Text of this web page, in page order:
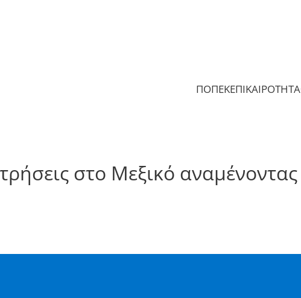
ΠΟΠΕΚΕΠΙΚΑΙΡΟΤΗΤΑ
στο Μεξικό αναμένοντας